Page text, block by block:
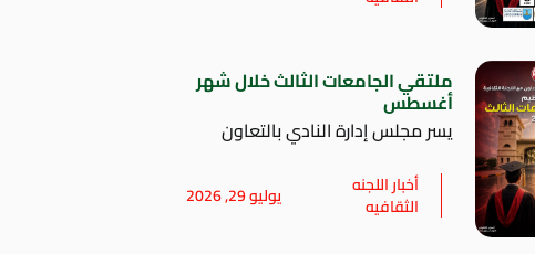
ملتقي الجامعات الثالث خلال شهر
أغسطس
يسر مجلس إدارة النادي بالتعاون
أخبار اللجنه
الثقافيه يوليو 29, 2026